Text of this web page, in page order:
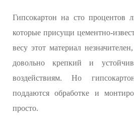
Гипсокартон на сто процентов
которые присущи цементно-
весу этот материал
довольно крепкий и
воздействиям. Но
поддаются обработке и
просто.